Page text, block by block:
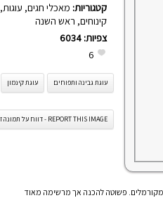
קטגוריות: מאכלי חגים, עוגות,
קינוחים, ראש השנה
צפיות: 6034
6
עוגת גבינה ותפוחים עוגת קינמון
REPORT THIS IMAGE - דווח על תמונה זו
מקורמלים. פשוטה להכנה אך מרשימה מאוד